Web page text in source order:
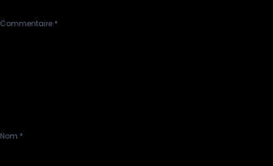
Commentaire *
Nom *